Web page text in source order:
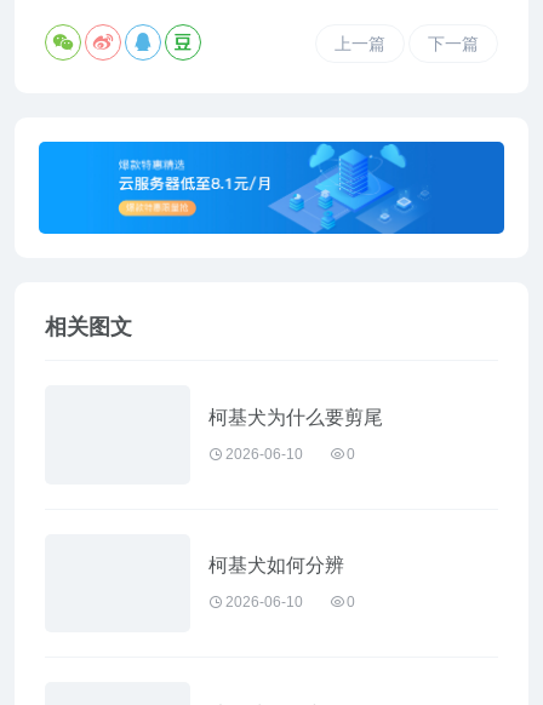
上一篇 下一篇
相关图文
柯基犬为什么要剪尾
2026-06-10 0
柯基犬如何分辨
2026-06-10 0